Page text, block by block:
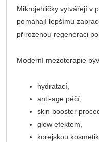
Mikrojehličky vytvářejí v
pomáhají lepšímu
přirozenou regeneraci
Moderní mezoterapie
hydratací,
anti-age péčí,
skin booster
glow efektem,
korejskou